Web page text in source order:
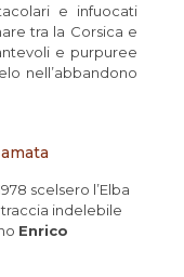
e infuocati
tra la Corsica e
e purpuree
nell’abbandono
scelsero l’Elba
indelebile
Enrico